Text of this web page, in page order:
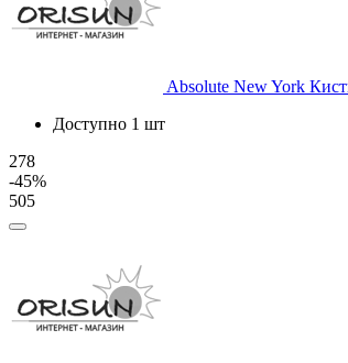
Absolute New York
Доступно 1 шт
278
-45%
505